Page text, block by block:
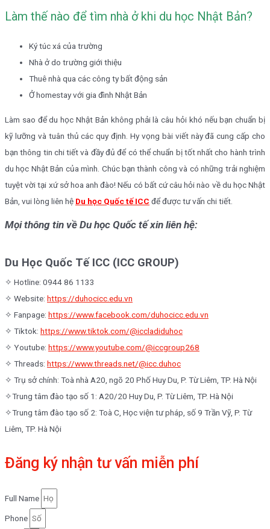
Làm thế nào để tìm nhà ở khi du học Nhật Bản?
Ký túc xá của trường
Nhà ở do trường giới thiệu
Thuê nhà qua các công ty bất động sản
Ở homestay với gia đình Nhật Bản
Làm sao để du học Nhật Bản không phải là câu hỏi khó nếu bạn chuẩn bị
kỹ lưỡng và tuân thủ các quy định. Hy vọng bài viết này đã cung cấp cho
bạn thông tin chi tiết và đầy đủ để có thể chuẩn bị tốt nhất cho hành trình
du học Nhật Bản của mình. Chúc bạn thành công và có những trải nghiệm
tuyệt vời tại xứ sở hoa anh đào! Nếu có bất cứ câu hỏi nào về du học Nhật
Bản, vui lòng liên hệ Du học Quốc tế ICC để được tư vấn chi tiết.
Mọi thông tin về Du học Quốc tế xin liên hệ:
Du Học Quốc Tế ICC (ICC GROUP)
✧ Hotline: 0944 86 1133
✧ Website: https://duhocicc.edu.vn
✧ Fanpage: https://www.facebook.com/duhocicc.edu.vn
✧ Tiktok: https://www.tiktok.com/@iccladiduhoc
✧ Youtube: https://www.youtube.com/@iccgroup268
✧ Threads: https://www.threads.net/@icc.duhoc
✧ Trụ sở chính: Toà nhà A20, ngõ 20 Phố Huy Du, P. Từ Liêm, TP. Hà Nội
✧Trung tâm đào tạo số 1: A20/20 Huy Du, P. Từ Liêm, TP. Hà Nội
✧Trung tâm đào tạo số 2: Toà C, Học viện tư pháp, số 9 Trần Vỹ, P. Từ
Liêm, TP. Hà Nội
Đăng ký nhận tư vấn miễn phí
Full Name
Phone